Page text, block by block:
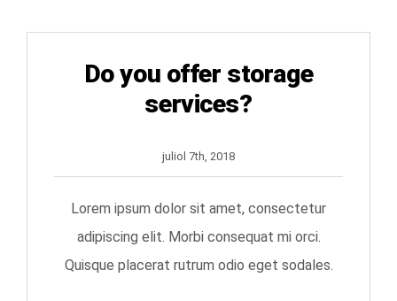
Do you offer storage
services?
juliol 7th, 2018
Lorem ipsum dolor sit amet, consectetur
adipiscing elit. Morbi consequat mi orci.
Quisque placerat rutrum odio eget sodales.